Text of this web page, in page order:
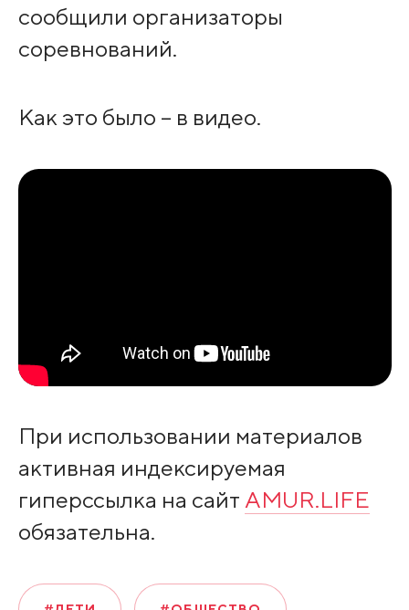
сообщили организаторы
соревнований.
Как это было – в видео.
При использовании материалов
активная индексируемая
гиперссылка на сайт AMUR.LIFE
обязательна.